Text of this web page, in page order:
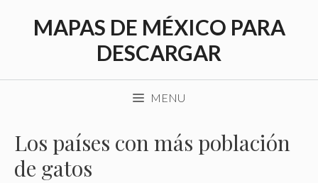
MAPAS DE MÉXICO PARA
DESCARGAR
MENU
Los países con más población
de gatos